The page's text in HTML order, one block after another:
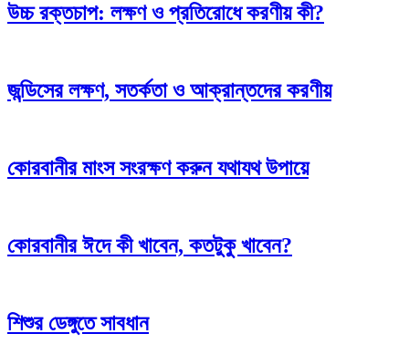
উচ্চ রক্তচাপ: লক্ষণ ও প্রতিরোধে করণীয় কী?
জন্ডিসের লক্ষণ, সতর্কতা ও আক্রান্তদের করণীয়
কোরবানীর মাংস সংরক্ষণ করুন যথাযথ উপায়ে
কোরবানীর ঈদে কী খাবেন, কতটুকু খাবেন?
শিশুর ডেঙ্গুতে সাবধান